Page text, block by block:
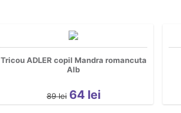
Tricou ADLER copil Mandra romancuta
Alb
89 lei 64 lei